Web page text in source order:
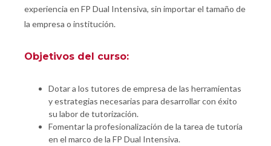
experiencia en FP Dual Intensiva, sin importar el tamaño de
la empresa o institución.
Objetivos del curso:
Dotar a los tutores de empresa de las herramientas
y estrategias necesarias para desarrollar con éxito
su labor de tutorización.
Fomentar la profesionalización de la tarea de tutoría
en el marco de la FP Dual Intensiva.